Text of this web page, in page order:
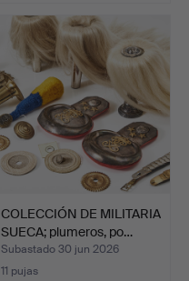
COLECCIÓN DE MILITARIA
SUECA; plumeros, po…
Subastado 30 jun 2026
11 pujas